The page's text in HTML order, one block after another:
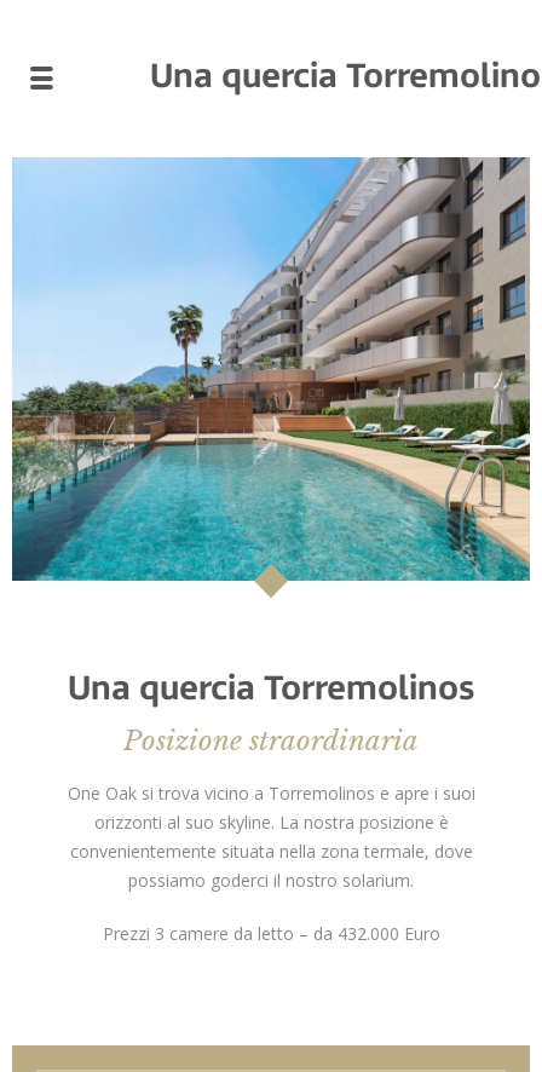
Una quercia
Una quercia Torremolinos
Posizione straordinaria
One Oak si trova vicino a Torremolinos e apre i suoi
orizzonti al suo skyline. La nostra posizione è
convenientemente situata nella zona termale, dove
possiamo goderci il nostro solarium.
Prezzi 3 camere da letto – da 432.000 Euro